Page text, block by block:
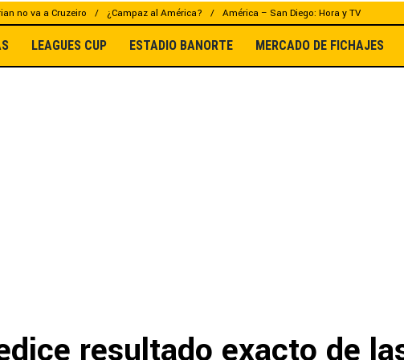
no va a Cruzeiro ¿Campaz al América? América – San Diego: Hora y TV
LEAGUES CUP ESTADIO BANORTE MERCADO DE FICHAJES
resultado exacto de